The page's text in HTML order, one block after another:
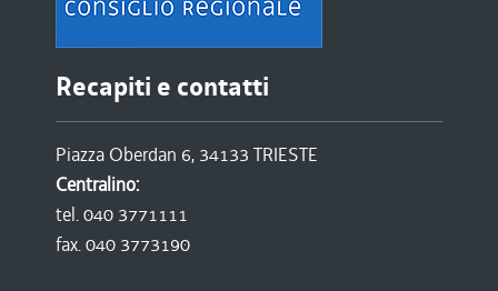
Recapiti e contatti
Piazza Oberdan 6, 34133 TRIESTE
Centralino:
tel. 040 3771111
fax. 040 3773190